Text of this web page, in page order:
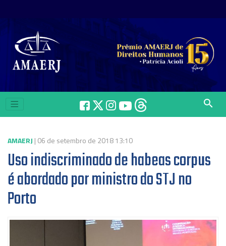
search
AMAERJ | 06 de setembro de 2018 13:10
Uso indiscriminado de habeas corpus
é abordado por ministro do STJ no
Porto